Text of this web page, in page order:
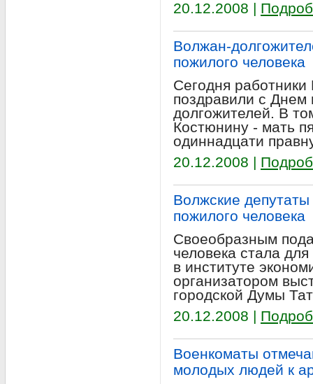
20.12.2008 |
Волжан-
пожилого человека
Сегодня
поздравили с Днем
долгожителей. В
Костюнину - мать
одиннадцати
20.12.2008 |
Волжские
пожилого человека
Своеобразным
человека стала
в институте
организатором
городской Думы
20.12.2008 |
Военкоматы
молодых людей к